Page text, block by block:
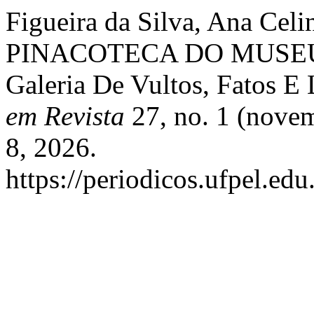
Figueira da Silva, Ana
PINACOTECA DO
Galeria De Vultos, Fatos
em Revista 27, no. 1
8, 2026.
https://